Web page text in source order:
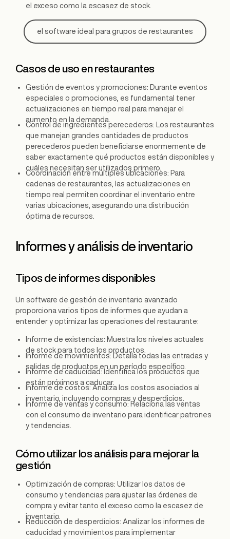
el exceso como la escasez de stock.
el software ideal para grupos de restaurantes
Casos de uso en restaurantes
Gestión de eventos y promociones: Durante eventos
especiales o promociones, es fundamental tener
actualizaciones en tiempo real para manejar el
aumento en la demanda.
Control de ingredientes perecederos: Los restaurantes
que manejan grandes cantidades de productos
perecederos pueden beneficiarse enormemente de
saber exactamente qué productos están disponibles y
cuáles necesitan ser utilizados primero.
Coordinación entre múltiples ubicaciones: Para
cadenas de restaurantes, las actualizaciones en
tiempo real permiten coordinar el inventario entre
varias ubicaciones, asegurando una distribución
óptima de recursos.
Informes y análisis de inventario
Tipos de informes disponibles
Un software de gestión de inventario avanzado
proporciona varios tipos de informes que ayudan a
entender y optimizar las operaciones del restaurante:
Informe de existencias: Muestra los niveles actuales
de stock para todos los productos.
Informe de movimientos: Detalla todas las entradas y
salidas de productos en un período específico.
Informe de caducidad: Identifica los productos que
están próximos a caducar.
Informe de costos: Analiza los costos asociados al
inventario, incluyendo compras y desperdicios.
Informe de ventas y consumo: Relaciona las ventas
con el consumo de inventario para identificar patrones
y tendencias.
Cómo utilizar los análisis para mejorar la
gestión
Optimización de compras: Utilizar los datos de
consumo y tendencias para ajustar las órdenes de
compra y evitar tanto el exceso como la escasez de
inventario.
Reducción de desperdicios: Analizar los informes de
caducidad y movimientos para implementar